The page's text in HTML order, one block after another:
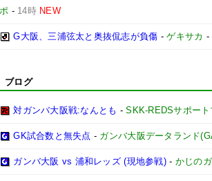
ポ - 14時 NEW
G大阪、三浦弦太と奥抜侃志が負傷 -ゲキサカ -
ブログ
対ガンバ大阪戦:なんとも -SKK-REDSサポー
GK試合数と無失点 - ガンバ大阪データランド
ガンバ大阪 vs 浦和レッズ (現地参戦)- かじの